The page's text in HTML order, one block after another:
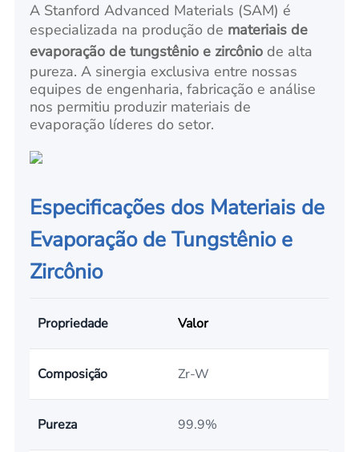
A Stanford Advanced Materials (SAM) é
especializada na produção de materiais de
evaporação de tungstênio e zircônio de alta
pureza. A sinergia exclusiva entre nossas
equipes de engenharia, fabricação e análise
nos permitiu produzir materiais de
evaporação líderes do setor.
Especificações dos Materiais de
Evaporação de Tungstênio e
Zircônio
Propriedade Valor
Composição Zr-W
Pureza 99.9%